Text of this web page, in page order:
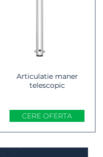
Articulatie maner
telescopic
CERE OFERTA